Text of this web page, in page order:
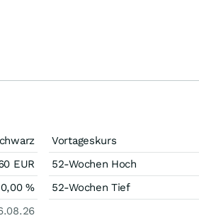
EUR
0,00%
Vortageskurs
52-Wochen Hoch
52-Wochen Tief